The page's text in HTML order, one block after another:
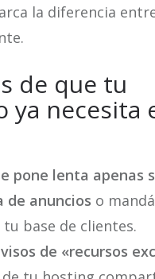
la diferencia
de que tu
ya necesita
pone lenta apenas
de anuncios o
tu base de clientes.
de «recursos